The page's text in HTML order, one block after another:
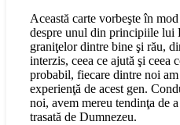
Această carte vorbeşte în
despre unul din principiile lui
graniţelor dintre bine şi rău,
interzis, ceea ce ajută şi ceea
probabil, fiecare dintre noi
experienţă de acest gen.
noi, avem mereu tendinţa de
trasată de Dumnezeu.